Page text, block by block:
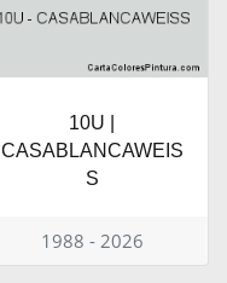
10U |
CASABLANCAWEIS
S
1988 - 2026